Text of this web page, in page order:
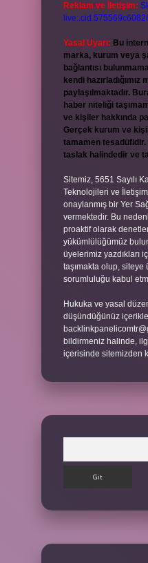
Reklam ve İletişim:
Yasal Uyarı: Bu
marka, kurum veya
bağlantısı
kendi hazırladığımız
paylaşılmaktadır.
haber niteliği
ve kişiler hakkında
Gerçek kurum ve
tamamen
taslak halindedir ve
Sitemiz, 5651 Sayılı
Teknolojileri ve
onaylanmış bir Yer
vermektedir. Bu
proaktif olarak
yükümlülüğümüz
üyelerimiz yazdıkları
taşımakta olup, siteye
sorumluluğu kabul
Hukuka ve yasal
düşündüğünüz
bildirmeniz halinde,
içerisinde sitemizden